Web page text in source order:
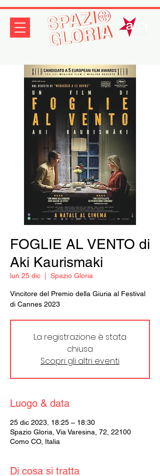
FOGLIE AL VENTO di
Aki Kaurismaki
lun 25 dic Spazio Gloria
Vincitore del Premio della Giuria al Festival
di Cannes 2023
La registrazione è stata
chiusa
Scopri gli altri eventi
Luogo & data
25 dic 2023, 18:25 – 18:30
Spazio Gloria, Via Varesina, 72, 22100
Como CO, Italia
Di cosa si tratta